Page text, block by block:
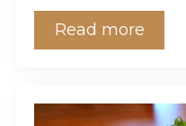
Read more